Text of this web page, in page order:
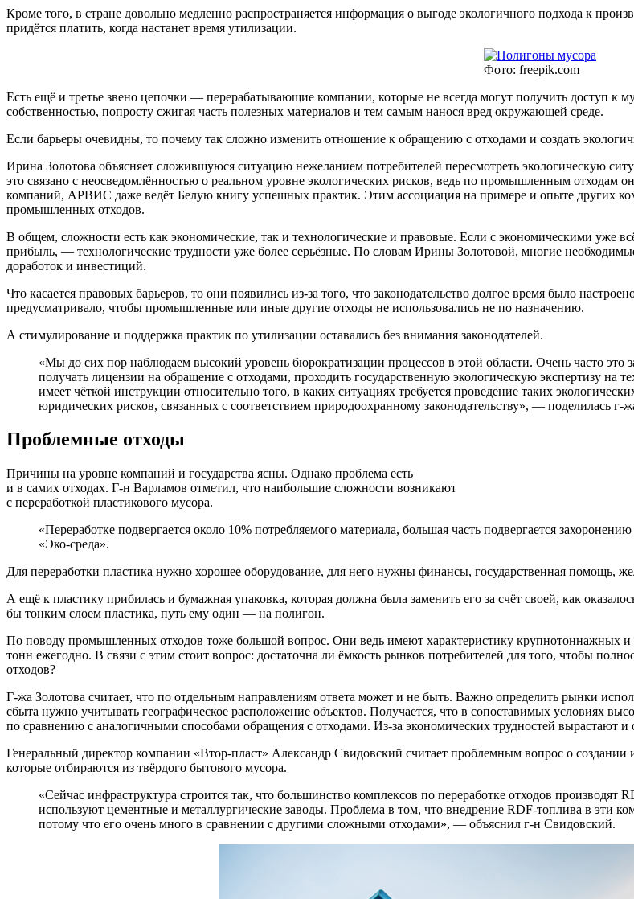
Кроме того, в стране довольно медленно распространяется информация о выгоде экологичного подхода к
придётся платить, когда настанет время утилизации.
Фото: freepik.com
Есть ещё и третье звено цепочки — перерабатывающие компании, которые не всегда могут получить доступ к
собственностью, попросту сжигая часть полезных материалов и тем самым нанося вред окружающей среде.
Если барьеры очевидны, то почему так сложно изменить отношение к обращению с отходами и создать
Ирина Золотова объясняет сложившуюся ситуацию нежеланием потребителей пересмотреть экологическую
это связано с неосведомлённостью о реальном уровне экологических рисков, ведь по промышленным отходам
компаний, АРВИС даже ведёт Белую книгу успешных практик. Этим ассоциация на примере и опыте других
промышленных отходов.
В общем, сложности есть как экономические, так и технологические и правовые. Если с экономическими уже
прибыль, — технологические трудности уже более серьёзные. По словам Ирины Золотовой, многие
доработок и инвестиций.
Что касается правовых барьеров, то они появились из-за того, что законодательство долгое время было
предусматривало, чтобы промышленные или иные другие отходы не использовались не по назначению.
А стимулирование и поддержка практик по утилизации оставались без внимания законодателей.
«Мы до сих пор наблюдаем высокий уровень бюрократизации процессов в этой области. Очень часто это
получать лицензии на обращение с отходами, проходить государственную экологическую экспертизу на
имеет чёткой инструкции относительно того, в каких ситуациях требуется проведение таких
юридических рисков, связанных с соответствием природоохранному законодательству», — поделилась г-
Проблемные отходы
Причины на уровне компаний и государства ясны. Однако проблема есть
и в самих отходах. Г-н Варламов отметил, что наибольшие сложности возникают
с переработкой пластикового мусора.
«Переработке подвергается около 10% потребляемого материала, большая часть подвергается
«Эко-среда».
Для переработки пластика нужно хорошее оборудование, для него нужны финансы, государственная помощь,
А ещё к пластику прибилась и бумажная упаковка, которая должна была заменить его за счёт своей, как
бы тонким слоем пластика, путь ему один — на полигон.
По поводу промышленных отходов тоже большой вопрос. Они ведь имеют характеристику крупнотоннажных
тонн ежегодно. В связи с этим стоит вопрос: достаточна ли ёмкость рынков потребителей для того, чтобы
отходов?
Г-жа Золотова считает, что по отдельным направлениям ответа может и не быть. Важно определить рынки
сбыта нужно учитывать географическое расположение объектов. Получается, что в сопоставимых условиях
по сравнению с аналогичными способами обращения с отходами. Из-за экономических трудностей вырастают
Генеральный директор компании «Втор-пласт» Александр Свидовский считает проблемным вопрос о создании
которые отбираются из твёрдого бытового мусора.
«Сейчас инфраструктура строится так, что большинство комплексов по переработке отходов
используют цементные и металлургические заводы. Проблема в том, что внедрение RDF-топлива в эти
потому что его очень много в сравнении с другими сложными отходами», — объяснил г-н Свидовский.